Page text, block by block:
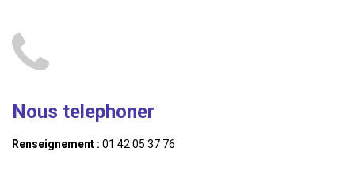
Nous telephoner
Renseignement : 01 42 05 37 76